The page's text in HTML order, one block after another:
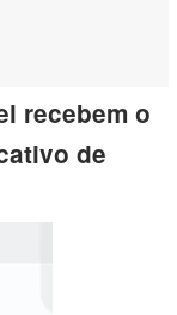
recebem o
de